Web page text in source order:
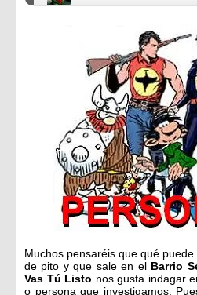
Muchos pensaréis que qué
de pito y que sale en el Barrio
Vas Tú Listo nos gusta indagar
o persona que investigamos.